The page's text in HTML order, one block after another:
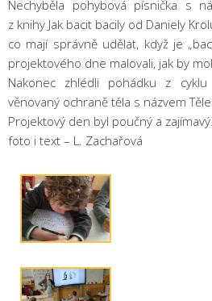
Nechyběla pohybová písnička s
z knihy Jak bacit bacily od Daniely
co mají správně udělat, když je
projektového dne malovali, jak by
Nakonec zhlédli pohádku z
věnovaný ochraně těla s názvem
Projektový den byl poučný a zajímavý.
foto i text – L. Zachařová